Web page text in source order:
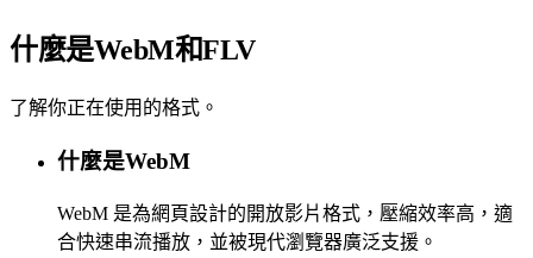
什麼是WebM和FLV
了解你正在使用的格式。
什麼是WebM
WebM 是為網頁設計的開放影片格式，壓縮效率高，適
合快速串流播放，並被現代瀏覽器廣泛支援。